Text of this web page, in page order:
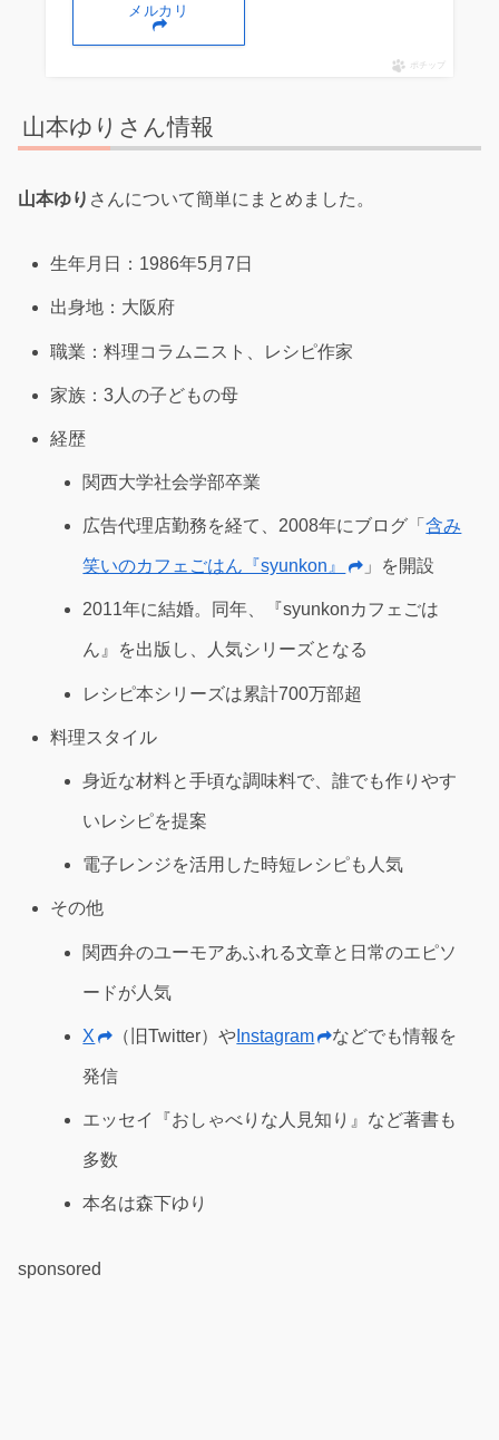
メルカリ
ポチップ
山本ゆりさん情報
山本ゆり さんについて簡単にまとめました。
生年月日：1986年5月7日
出身地：大阪府
職業：料理コラムニスト、レシピ作家
家族：3人の子どもの母
経歴
関西大学社会学部卒業
広告代理店勤務を経て、2008年にブログ「含み
笑いのカフェごはん『syunkon』 」を開設
2011年に結婚。同年、『syunkonカフェごは
ん』を出版し、人気シリーズとなる
レシピ本シリーズは累計700万部超
料理スタイル
身近な材料と手頃な調味料で、誰でも作りやす
いレシピを提案
電子レンジを活用した時短レシピも人気
その他
関西弁のユーモアあふれる文章と日常のエピソ
ードが人気
X （旧Twitter）や Instagram などでも情報を
発信
エッセイ『おしゃべりな人見知り』など著書も
多数
本名は森下ゆり
sponsored